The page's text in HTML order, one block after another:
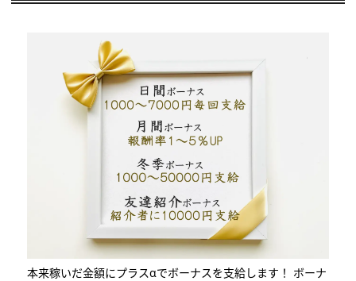
本来稼いだ金額にプラスαでボーナスを支給します！ ボーナ